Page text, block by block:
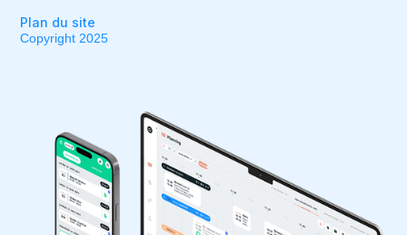
Plan du site
Copyright 2025